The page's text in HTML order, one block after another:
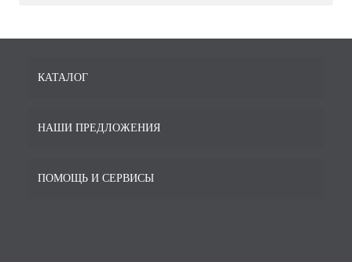
КАТАЛОГ
НАШИ ПРЕДЛОЖЕНИЯ
ПОМОЩЬ И СЕРВИСЫ